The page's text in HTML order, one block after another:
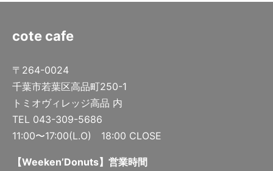
cote cafe
〒264-0024
千葉市若葉区高品町250-1
トミオヴィレッジ高品 内
TEL 043-309-5686
11:00〜17:00(L.O) 18:00 CLOSE
【Weeken’Donuts】営業時間